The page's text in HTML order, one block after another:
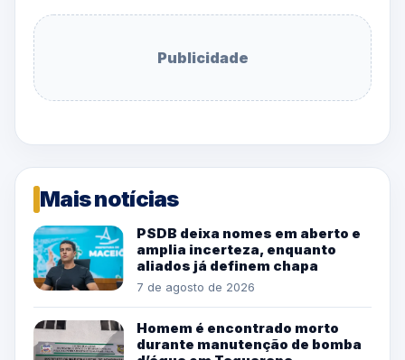
Publicidade
Mais notícias
PSDB deixa nomes em aberto e
amplia incerteza, enquanto
aliados já definem chapa
7 de agosto de 2026
Homem é encontrado morto
durante manutenção de bomba